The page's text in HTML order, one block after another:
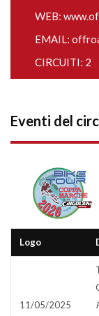
WEB:
EMAIL:
CIRCUITI: 2
Eventi del
Logo
11/05/2025